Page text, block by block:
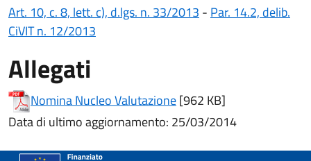
Art. 10, c. 8, lett. c), d.lgs. n. 33/2013 (apre in un'altra
- Par. 14.2, delib.
CiVIT n. 12/2013
Allegati
Nomina Nucleo Valutazione(apre in un'altra scheda).
[962 KB]
Data di ultimo aggiornamento: 25/03/2014